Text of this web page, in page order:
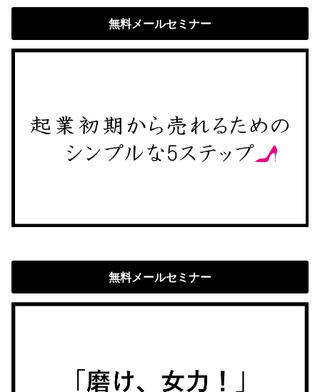
無料メールセミナー
無料メールセミナー